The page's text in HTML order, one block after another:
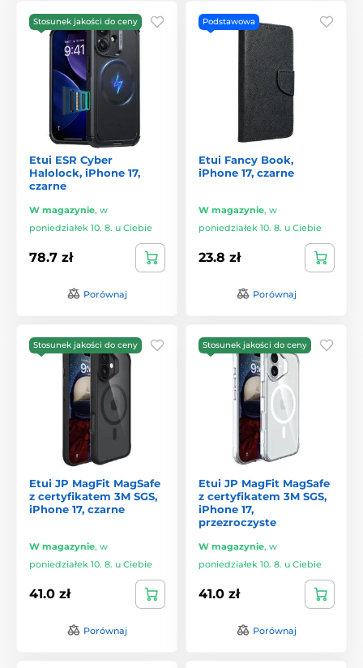
Stosunek jakości do ceny
Etui ESR Cyber
Halolock, iPhone 17,
czarne
W magazynie, w
poniedziałek 10. 8. u Ciebie
78.7 zł
Porównaj
Podstawowa
Etui Fancy Book,
iPhone 17, czarne
W magazynie, w
poniedziałek 10. 8. u Ciebie
23.8 zł
Porównaj
Stosunek jakości do ceny
Etui JP MagFit MagSafe
z certyfikatem 3M SGS,
iPhone 17, czarne
W magazynie, w
poniedziałek 10. 8. u Ciebie
41.0 zł
Porównaj
Stosunek jakości do ceny
Etui JP MagFit MagSafe
z certyfikatem 3M SGS,
iPhone 17,
przezroczyste
W magazynie, w
poniedziałek 10. 8. u Ciebie
41.0 zł
Porównaj